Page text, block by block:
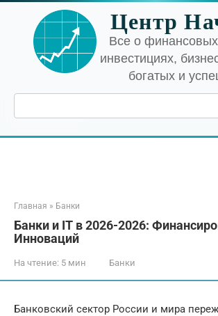
Перейти
контенту
Центр
Все о
инвестициях,
богатых и
Поиск:
Главная » Банки
Банки и IT в 2026-2026:
Инноваций
На чтение: 5 мин Банки
Банковский сектор России и мира